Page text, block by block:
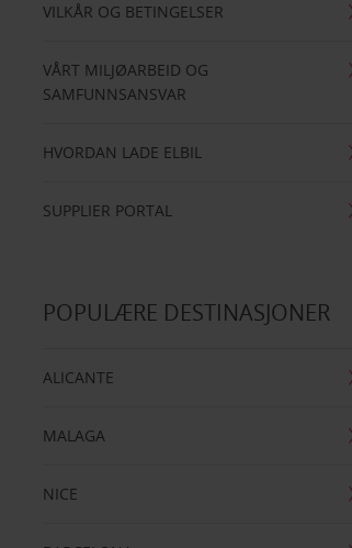
VILKÅR OG BETINGELSER
VÅRT MILJØARBEID OG
SAMFUNNSANSVAR
HVORDAN LADE ELBIL
SUPPLIER PORTAL
POPULÆRE DESTINASJONER
ALICANTE
MALAGA
NICE